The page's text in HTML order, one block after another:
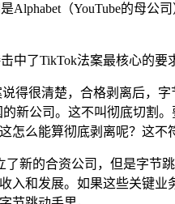
（YouTube的母公
中了TikTok法案最核心的要
说得很清楚，合格剥离后，
新公司。这不叫彻底切割
怎么能算彻底剥离呢？这不
了新的合资公司，但是字节
入和发展。如果这些关键